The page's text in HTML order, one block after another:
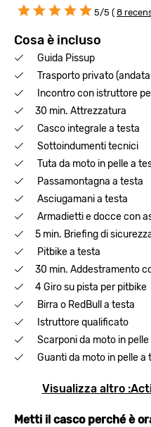
5/5 ( 8
Cosa è incluso
Guida Pissup
Trasporto privato
Incontro con istruttore
30 min. Attrezzatura
Casco integrale a testa
Sottoindumenti tecnici
Tuta da moto in pelle a
Passamontagna a testa
Asciugamani a testa
Armadietti e docce con
5 min. Briefing di
Pitbike a testa
30 min. Addestramento
4 Giro su pista per pitbike
Birra o RedBull a testa
Istruttore qualificato
Scarponi da moto in
Guanti da moto in pelle a
Visualizza altro
Metti il casco perché è